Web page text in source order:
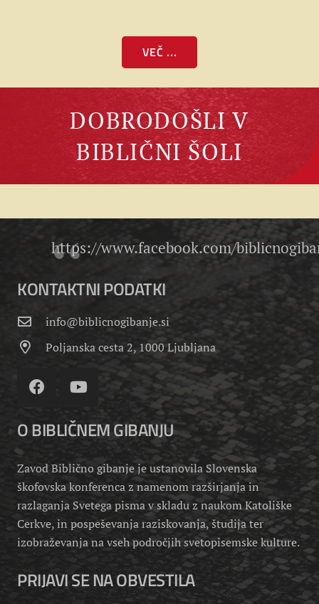
VEČ ...
DOBRODOŠLI V
BIBLIČNI ŠOLI
https://www.facebook.com/
KONTAKTNI PODATKI
info@biblicnogibanje.si
Poljanska cesta 2, 1000 Ljubljana
O BIBLIČNEM GIBANJU
Zavod Biblično gibanje je ustanovila Slovenska
škofovska konferenca z namenom razširjanja in
razlaganja Svetega pisma v skladu z naukom Katoliške
Cerkve, in pospeševanja raziskovanja, študija ter
izobraževanja na vseh področjih svetopisemske kulture.
PRIJAVI SE NA OBVESTILA